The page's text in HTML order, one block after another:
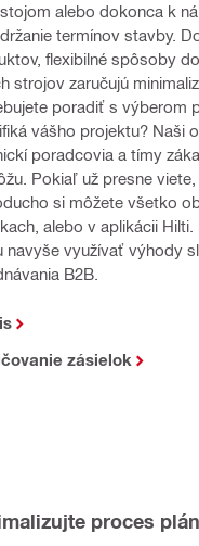
alebo dokonca k
termínov stavby.
flexibilné spôsoby
strojov zaručujú
poradiť s výberom
vášho projektu? Naši
poradcovia a tímy
Pokiaľ už presne
si môžete všetko
alebo v aplikácii
navyše využívať výhody
B2B.
zásielok
proces